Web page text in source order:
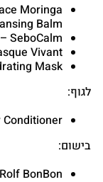
Moringa
Balm
SeboCalm – מי פנים לעור רגיש
Vivant
Mask
לגוף:
Conditioner
בישום:
BonBon